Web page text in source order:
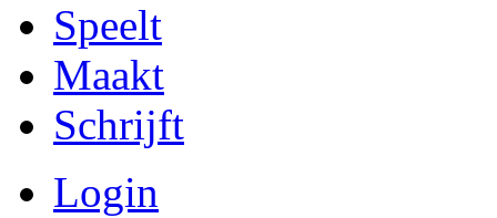
Speelt
Maakt
Schrijft
Login